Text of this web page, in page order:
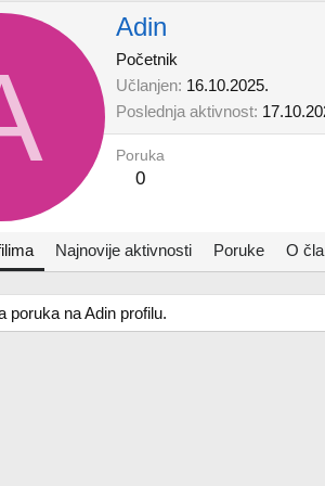
Adin
Početnik
Učlanjen 16.10.2025.
Poslednja aktivnost
Poruka
0
Najnovije aktivnosti Poruke O
poruka na Adin profilu.